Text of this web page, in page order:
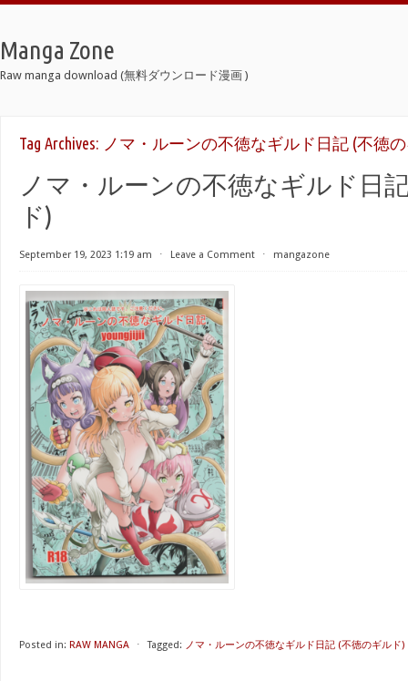
Manga Zone
Raw manga download (無料ダウンロード漫画 )
Tag Archives: ノマ・ルーンの不徳なギルド日記 (不徳
ノマ・ルーンの不徳なギルド日
ド)
September 19, 2023 1:19 am ⋅ Leave a Comment ⋅ mangazone
Posted in: RAW MANGA ⋅ Tagged: ノマ・ルーンの不徳なギルド日記 (不徳のギルド)